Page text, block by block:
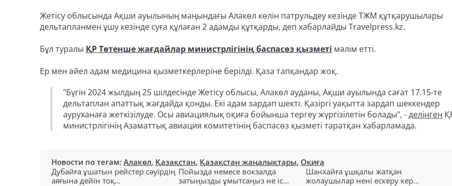
Жетісу облысында Ақши ауылының маңындағы Алакөл көлін патрульдеу кезінде ТЖМ құтқарушылары
дельтапланмен ұшу кезінде суға құлаған 2 адамды құтқарды, деп хабарлайды Travelpress.kz.
Бұл туралы ҚР Төтенше жағдайлар министрлігінің баспасөз қызметі мәлім етті.
Ер мен әйел адам медицина қызметкерлеріне берілді. Қаза тапқандар жоқ.
"Бүгін 2024 жылдың 25 шілдесінде Жетісу облысы, Алакөл ауданы, Ақши ауылында сағат 17.15-те
дельтаплан апаттық жағдайда қонды. Екі адам зардап шекті. Қазіргі уақытта зардап шеккендер
ауруханаға жеткізілуде. Осы авиациялық оқиға бойынша тергеу жүргізілетін болады", -делінген
министрлігінің Азаматтық авиация комитетінің баспасөз қызметі таратқан хабарламада.
Новости по тегам: Алакөл, Қазақстан, Қазақстан жаңалықтары, Оқиға
Дубайға ұшатын рейстер сәуірдің
аяғына дейін тоқ...
Пойызда немесе вокзалда
затыңызды ұмытсаңыз не іс...
Шанхайға ұшқалы жатқан
жолаушылар нені ескеру кер...